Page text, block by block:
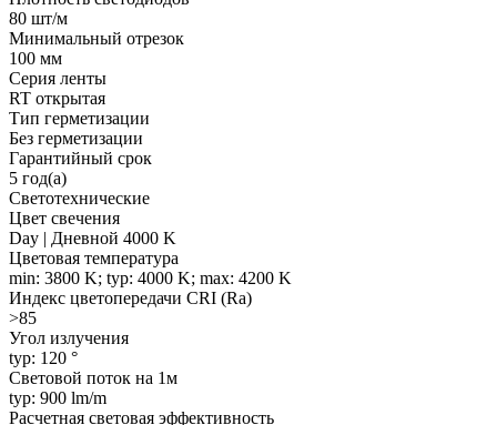
80 шт/м
Минимальный отрезок
100 мм
Серия ленты
RT открытая
Тип герметизации
Без герметизации
Гарантийный срок
5 год(а)
Светотехнические
Цвет свечения
Day | Дневной 4000 K
Цветовая температура
min: 3800 K; typ: 4000 K; max: 4200 K
Индекс цветопередачи CRI (Ra)
>85
Угол излучения
typ: 120 °
Световой поток на 1м
typ: 900 lm/m
Расчетная световая эффективность